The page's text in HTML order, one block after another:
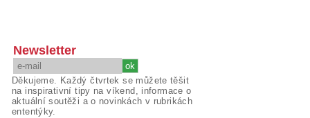
Newsletter
Děkujeme. Každý čtvrtek se můžete těšit
na inspirativní tipy na víkend, informace o
aktuální soutěži a o novinkách v rubrikách
ententýky.